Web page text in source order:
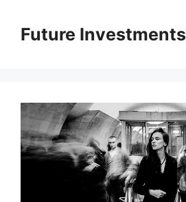
вмістуFuture Investments